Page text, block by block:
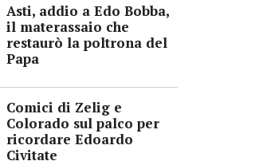
Asti, addio a Edo Bobba,
il materassaio che
restaurò la poltrona del
Papa
Comici di Zelig e
Colorado sul palco per
ricordare Edoardo
Civitate